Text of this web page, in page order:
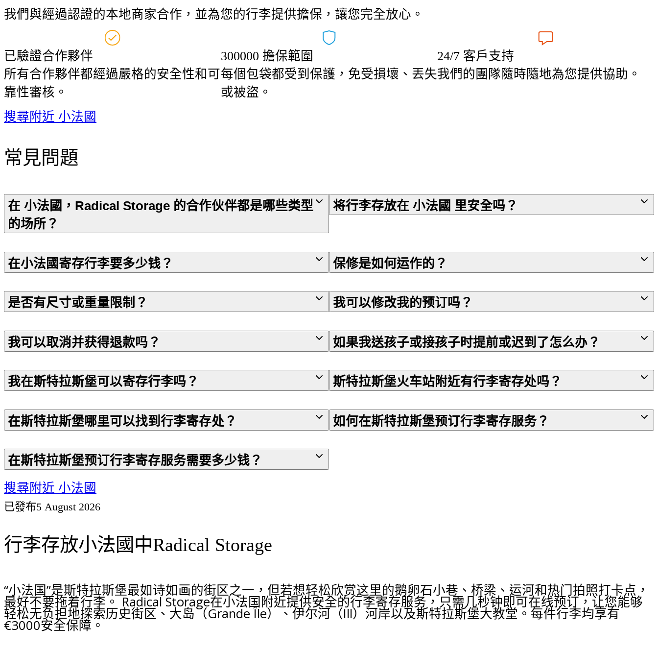
我們與經過認證的本地商家合作，並為您的行李提供擔保，讓您完全放心。
已驗證合作夥伴
所有合作夥伴都經過嚴格的安全性和可
靠性審核。
300000 擔保範圍
每個包袋都受到保護，免受損壞、丟失
或被盜。
24/7 客戶支持
我們的團隊隨時隨地為您提供協助。
搜尋附近 小法國
常見問題
在 小法國，Radical Storage 的合作伙伴都是哪些类型
的场所？
将行李存放在 小法國 里安全吗？
在小法國寄存行李要多少钱？ 保修是如何运作的？
是否有尺寸或重量限制？ 我可以修改我的预订吗？
我可以取消并获得退款吗？ 如果我送孩子或接孩子时提前或迟到了怎么办？
我在斯特拉斯堡可以寄存行李吗？ 斯特拉斯堡火车站附近有行李寄存处吗？
在斯特拉斯堡哪里可以找到行李寄存处？ 如何在斯特拉斯堡预订行李寄存服务？
在斯特拉斯堡预订行李寄存服务需要多少钱？
搜尋附近 小法國
已發布5 August 2026
行李存放小法國中Radical Storage
“小法国”是斯特拉斯堡最如诗如画的街区之一，但若想轻松欣赏这里的鹅卵石小巷、桥梁、运河和热门拍照打卡点，
最好不要拖着行李。 Radical Storage在小法国附近提供安全的行李寄存服务，只需几秒钟即可在线预订，让您能够
轻松无负担地探索历史街区、大岛（Grande Île）、伊尔河（Ill）河岸以及斯特拉斯堡大教堂。每件行李均享有
€3000安全保障。